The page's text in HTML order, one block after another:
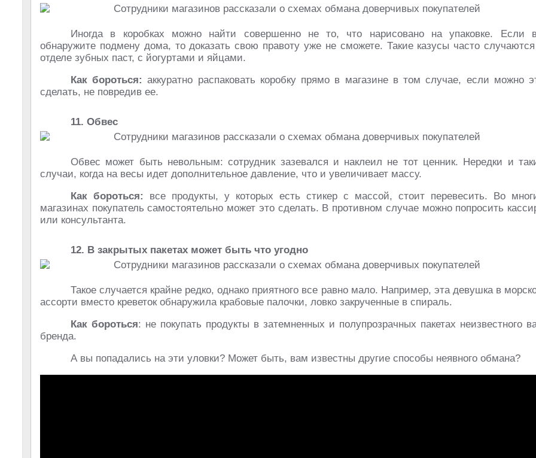
Иногда в коробках можно найти совершенно не то, что нарисовано на упаковке. Если
обнаружите подмену дома, то доказать свою правоту уже не сможете. Такие казусы часто
отделе зубных паст, с йогуртами и яйцами.
Как бороться: аккуратно распаковать коробку прямо в магазине в том случае, если можно
сделать, не повредив ее.
11. Обвес
Обвес может быть невольным: сотрудник зазевался и наклеил не тот ценник. Нередки и
случаи, когда на весы идет дополнительное давление, что и увеличивает массу.
Как бороться:
все продукты, у которых есть стикер с массой, стоит перевесить. Во
магазинах покупатель самостоятельно может это сделать. В противном случае можно попросить
или консультанта.
12. В закрытых пакетах может быть что угодно
Такое случается крайне редко, однако приятного все равно мало. Например, эта девушка в
ассорти вместо креветок обнаружила крабовые палочки, ловко закрученные в спираль.
Как бороться: не покупать продукты в затемненных и полупрозрачных пакетах неизвестного
бренда.
А вы попадались на эти уловки? Может быть, вам известны другие способы неявного обмана?